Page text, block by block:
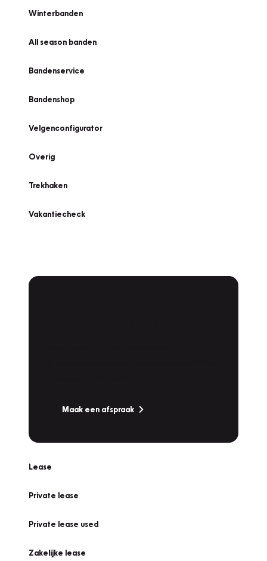
Winterbanden
All season banden
Bandenservice
Bandenshop
Velgenconfigurator
Overig
Trekhaken
Vakantiecheck
Maak een afspraak
Lease
Private lease
Private lease used
Zakelijke lease